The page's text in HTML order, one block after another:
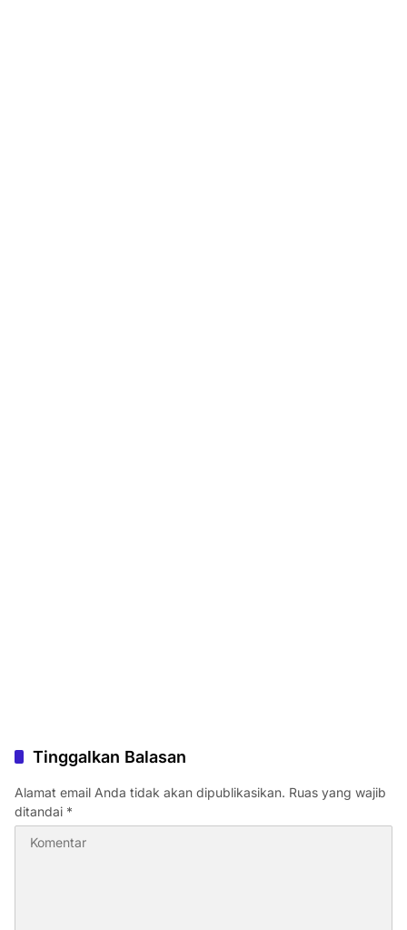
Tinggalkan Balasan
Alamat email Anda tidak akan dipublikasikan. Ruas yang wajib
ditandai *